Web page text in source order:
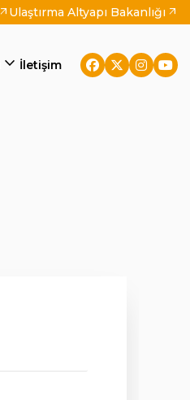
arrow_outward Ulaştırma Altyapı Bakanlığı arrow_outward
expand_more İletişim